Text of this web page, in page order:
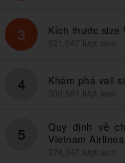
3 Kích thước size
521,047 lượt xem
4 Khám phá vali
500,581 lượt xem
5
Quy định về
Vietnam
374,347 lượt xem